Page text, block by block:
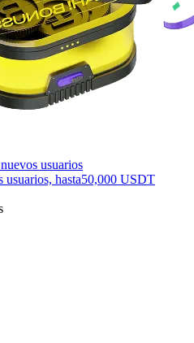
usuarios
hasta50,000 USDT